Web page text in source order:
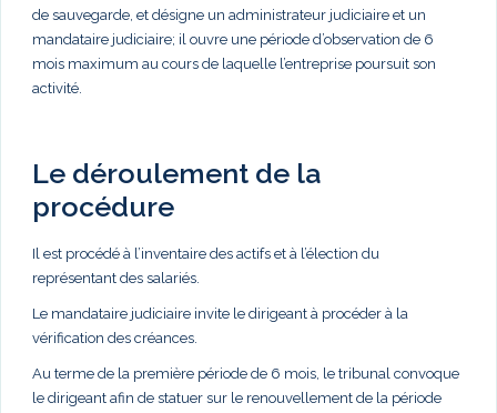
de sauvegarde, et désigne un administrateur judiciaire et un
mandataire judiciaire; il ouvre une période d’observation de 6
mois maximum au cours de laquelle l’entreprise poursuit son
activité.
Le déroulement de la
procédure
Il est procédé à l’inventaire des actifs et à l’élection du
représentant des salariés.
Le mandataire judiciaire invite le dirigeant à procéder à la
vérification des créances.
Au terme de la première période de 6 mois, le tribunal convoque
le dirigeant afin de statuer sur le renouvellement de la période